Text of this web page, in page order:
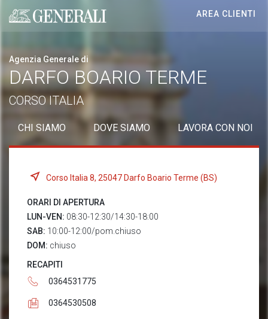
Generali logo
AREA CLIENTI
Agenzia Generale di
DARFO BOARIO TERME
CORSO ITALIA
CHI SIAMO DOVE SIAMO LAVORA CON NOI
Corso Italia 8, 25047 Darfo Boario Terme (BS)
ORARI DI APERTURA
LUN-VEN: 08:30-12:30/14:30-18:00
SAB: 10:00-12:00/pom.chiuso
DOM: chiuso
RECAPITI
0364531775
0364530508